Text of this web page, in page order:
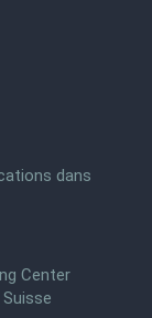
dans
Center